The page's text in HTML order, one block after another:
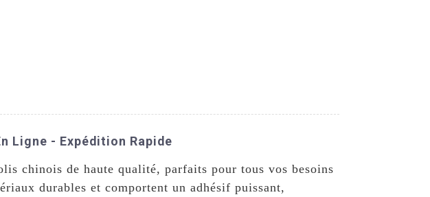
Ligne - Expédition Rapide
chinois de haute qualité, parfaits pour tous vos besoins
durables et comportent un adhésif puissant,